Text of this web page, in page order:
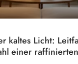
kaltes Licht:
einer